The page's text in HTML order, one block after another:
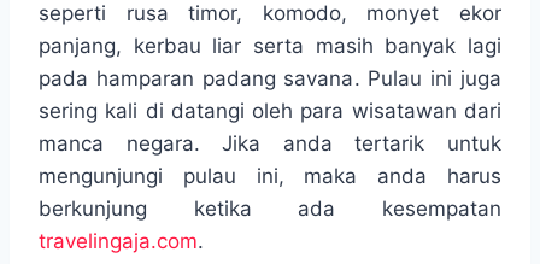
seperti rusa timor, komodo, monyet ekor
panjang, kerbau liar serta masih banyak lagi
pada hamparan padang savana. Pulau ini juga
sering kali di datangi oleh para wisatawan dari
manca negara. Jika anda tertarik untuk
mengunjungi pulau ini, maka anda harus
berkunjung ketika ada kesempatan
travelingaja.com.